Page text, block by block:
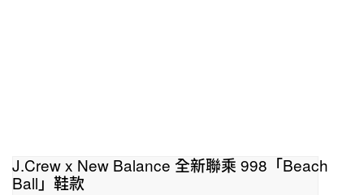
J.Crew x New Balance 全新聯乘 998「Beach
Ball」鞋款